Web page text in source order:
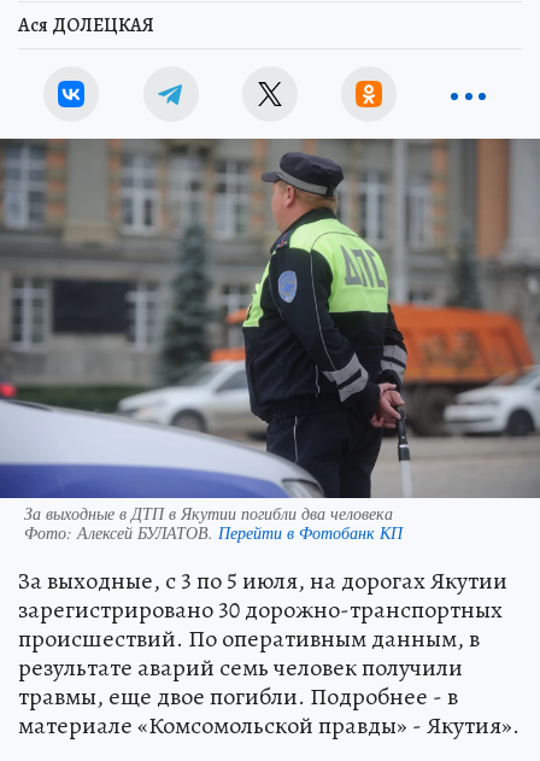
Ася ДОЛЕЦКАЯ
За выходные в ДТП в Якутии погибли два человека
Фото:Алексей БУЛАТОВ. Перейти в Фотобанк КП
За выходные, с 3 по 5 июля, на дорогах Якутии
зарегистрировано 30 дорожно-транспортных
происшествий. По оперативным данным, в
результате аварий семь человек получили
травмы, еще двое погибли. Подробнее - в
материале «Комсомольской правды» - Якутия».